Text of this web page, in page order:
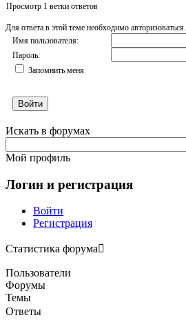
Просмотр 1 ветки ответов
Для ответа в этой теме необходимо авторизоваться.
Имя пользователя:
Пароль:
Запомнить меня
Войти
Искать в форумах
Мой профиль
Логин и регистрация
Войти
Регистрация
Статистика форума
Пользователи
Форумы
Темы
Ответы